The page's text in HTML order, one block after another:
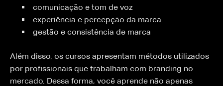
comunicação e tom de voz
experiência e percepção da marca
gestão e consistência de marca
Além disso, os cursos apresentam métodos utilizados
por profissionais que trabalham com branding no
mercado. Dessa forma, você aprende não apenas